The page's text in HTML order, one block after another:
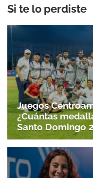
Gracias por
Si te lo perdiste
Juegos
¿Cuántas
Santo Domingo